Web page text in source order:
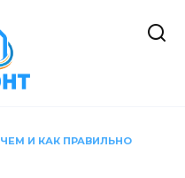
ЧЕМ И КАК ПРАВИЛЬНО